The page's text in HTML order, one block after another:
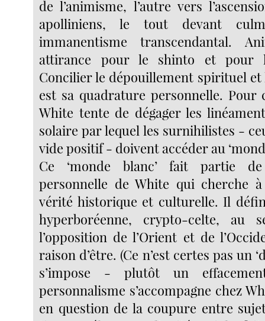
de l’animisme, l’autre vers
apolliniens, le tout devant
immanentisme transcendantal.
attirance pour le shinto et pour
Concilier le dépouillement spirituel et
est sa quadrature personnelle. Pour
White tente de dégager les
solaire par lequel les surnihilistes -
vide positif - doivent accéder au
Ce ‘monde blanc’ fait partie
personnelle de White qui cherche
vérité historique et culturelle. Il
hyperboréenne, crypto-celte, au
l’opposition de l’Orient et de
raison d’être. (Ce n’est certes pas un
s’impose - plutôt un
personnalisme s’accompagne chez
en question de la coupure entre